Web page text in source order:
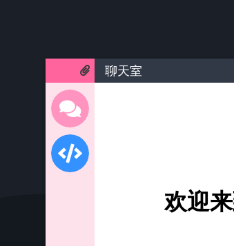
聊天室
欢迎